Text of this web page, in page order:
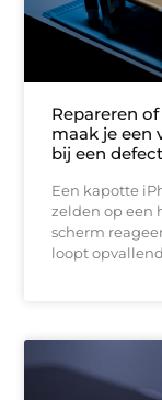
Repareren
maak je een
bij een
Een kapotte
zelden op een
scherm
loopt